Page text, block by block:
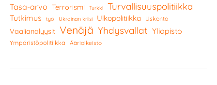
Tasa-arvo Terrorismi Turkki Turvallisuuspolitiikka
Tutkimus työ Ukrainan kriisi Ulkopolitiikka Uskonto
Vaalianalyysit Venäjä Yhdysvallat Yliopisto
Ympäristöpolitiikka Äärioikeisto